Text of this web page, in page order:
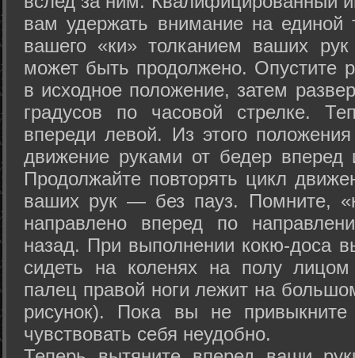
вам удержать внимание на единой
вашего «ки» толканием ваших
может быть продолжено. Опустите
в исходное положение, затем
градусов по часовой стрелке.
впереди левой. Из этого
движение руками от бедер вперед
Продолжайте повторять цикл
ваших рук — без пауз. Помните,
направлено вперед по
назад. При выполнении кокю-доса
сидеть на коленях на полу
палец правой ноги лежит на
рисунок). Пока вы не
чувствовать себя неудобно.